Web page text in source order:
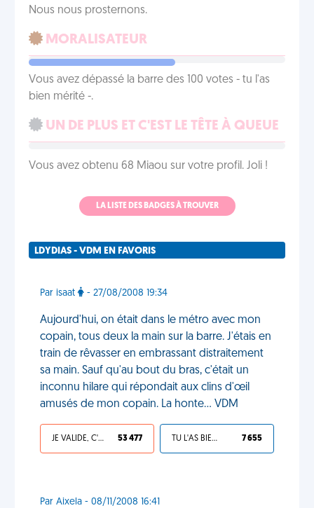
Nous nous prosternons.
MORALISATEUR
Vous avez dépassé la barre des 100 votes - tu l'as
bien mérité -.
UN DE PLUS ET C'EST LE TÊTE À QUEUE
Vous avez obtenu 68 Miaou sur votre profil. Joli !
LA LISTE DES BADGES À TROUVER
LDYDIAS - VDM EN FAVORIS
Par isaat - 27/08/2008 19:34
Aujourd'hui, on était dans le métro avec mon
copain, tous deux la main sur la barre. J'étais en
train de rêvasser en embrassant distraitement
sa main. Sauf qu'au bout du bras, c'était un
inconnu hilare qui répondait aux clins d'œil
amusés de mon copain. La honte… VDM
JE VALIDE, C'EST UNE VDM 53 477 TU L'AS BIEN MÉRITÉ 7 655
Par Aixela - 08/11/2008 16:41